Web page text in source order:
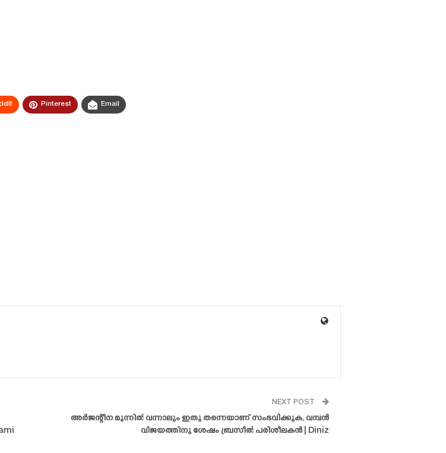
Pinterest Email
NEXT POST
അർജന്റീന മുന്നിൽ വന്നാലും ഇതു തന്നെയാണ് സംഭവിക്കുക, വമ്പൻ
വിജയത്തിനു ശേഷം ബ്രസീൽ പരിശീലകൻ | Diniz